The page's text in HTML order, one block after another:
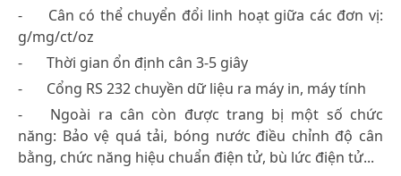
-
Cân có thể chuyển đổi linh hoạt giữa các đơn vị:
g/mg/ct/oz
-
Thời gian ổn định cân 3-5 giây
-
Cổng RS 232 chuyền dữ liệu ra máy in, máy tính
-
Ngoài ra cân còn được trang bị một số chức
năng: Bảo vệ quá tải, bóng nước điều chỉnh độ cân
bằng, chức năng hiệu chuẩn điện tử, bù lức điện tử...